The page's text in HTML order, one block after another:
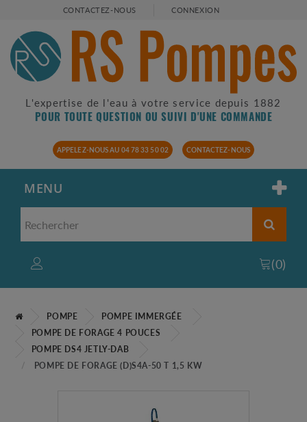
CONTACTEZ-NOUS CONNEXION
L'expertise de l'eau à votre service depuis 1882
POUR TOUTE QUESTION OU SUIVI D'UNE COMMANDE
APPELEZ-NOUS AU 04 78 33 50 02 CONTACTEZ-NOUS
MENU
(0)
POMPE
POMPE IMMERGÉE
POMPE DE FORAGE 4 POUCES
POMPE DS4 JETLY-DAB
POMPE DE FORAGE (D)S4A-50 T 1,5 KW